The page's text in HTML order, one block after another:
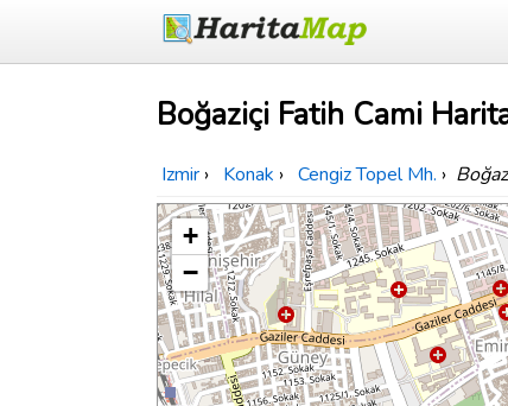
Boğaziçi Fatih Cami
Izmir › Konak › Cengiz Topel Mh. ›
+
−